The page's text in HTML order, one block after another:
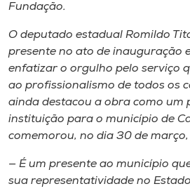
Fundação.
O deputado estadual Romildo
presente no ato de inauguração
enfatizar o orgulho pelo serviço
ao profissionalismo de todos os
ainda destacou a obra como um
instituição para o município de
comemorou, no dia 30 de março,
— É um presente ao município
sua representatividade no